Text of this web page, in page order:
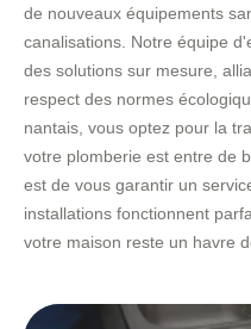
de nouveaux équipements
canalisations. Notre équipe
des solutions sur mesure,
respect des normes
nantais, vous optez pour la
votre plomberie est entre de
est de vous garantir un
installations fonctionnent
votre maison reste un havre